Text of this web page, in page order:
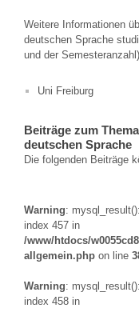
Weitere Informationen
deutschen Sprache
und der
Uni Freiburg
Beiträge zum
deutschen Sprache
Die folgenden Beiträge
Warning:
index 457 in
/www/htdocs/
allgemein.php on line
Warning:
index 458 in